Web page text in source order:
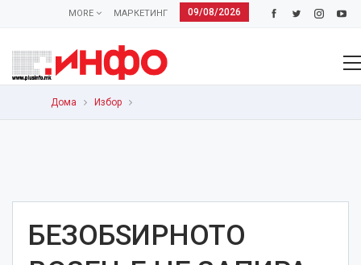
09/08/2026
МАРКЕТИНГ
MORE
Дома Избор
БЕЗОБЅИРНОТО